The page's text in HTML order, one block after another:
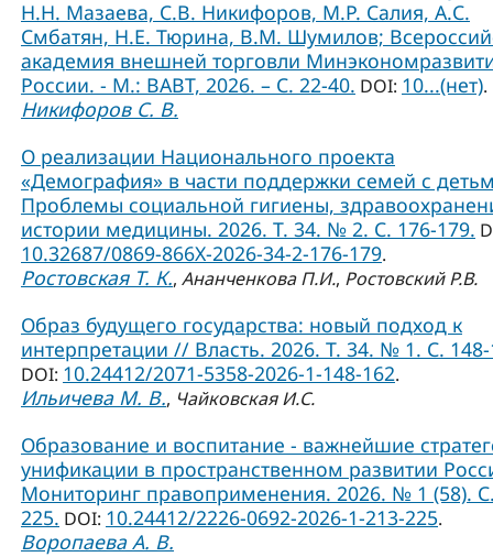
Н.Н. Мазаева, С.В. Никифоров, М.Р. Салия, А.С.
Смбатян, Н.Е. Тюрина, В.М. Шумилов;
академия внешней торговли
России. - М.: ВАВТ, 2026. – С. 22-40. DOI: 10...(нет).
Никифоров С. В.
О реализации Национального проекта
«Демография» в части поддержки семей с
Проблемы социальной гигиены,
истории медицины. 2026. Т. 34. № 2. С. 176-179.
10.32687/0869-866X-2026-34-2-176-179.
Ростовская Т. К., Ананченкова П.И., Ростовский Р.В.
Образ будущего государства: новый подход к
интерпретации // Власть. 2026. Т. 34. № 1. С.
DOI: 10.24412/2071-5358-2026-1-148-162.
Ильичева М. В., Чайковская И.С.
Образование и воспитание - важнейшие
унификации в пространственном развитии
Мониторинг правоприменения. 2026. № 1 (58).
225. DOI: 10.24412/2226-0692-2026-1-213-225.
Воропаева А. В.